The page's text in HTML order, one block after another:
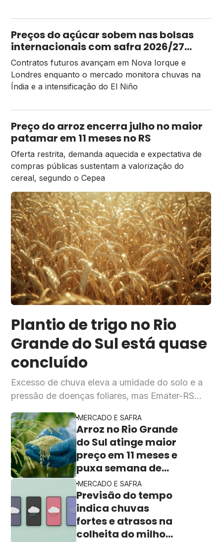
Preços do açúcar sobem nas bolsas
internacionais com safra 2026/27
mais apertada
Contratos futuros avançam em Nova Iorque e
Londres enquanto o mercado monitora chuvas na
Índia e a intensificação do El Niño
Preço do arroz encerra julho no maior
patamar em 11 meses no RS
Oferta restrita, demanda aquecida e expectativa de
compras públicas sustentam a valorização do
cereal, segundo o Cepea
Plantio de trigo no Rio
Grande do Sul está quase
concluído
Excesso de chuva eleva a umidade do solo e a
pressão de doenças foliares, mas Emater-RS
previsto para a safra 2026
MERCADO E SAFRA
Arroz no Rio Grande
do Sul atinge maior
preço em 11 meses e
puxa semana de
valorização no
campo
MERCADO E SAFRA
Previsão do tempo
indica chuvas
fortes e atrasos na
colheita do milho